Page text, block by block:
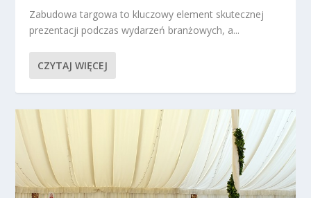
Zabudowa targowa to kluczowy element skutecznej
prezentacji podczas wydarzeń branżowych, a...
CZYTAJ WIĘCEJ